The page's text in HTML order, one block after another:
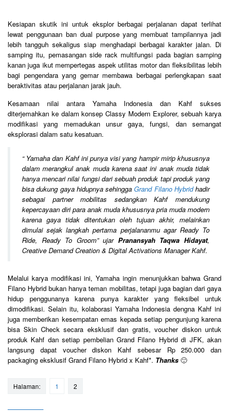
Kesiapan skutik ini untuk eksplor berbagai perjalanan dapat terlihat
lewat penggunaan ban dual purpose yang membuat tampilannya jadi
lebih tangguh sekaligus siap menghadapi berbagai karakter jalan. Di
samping itu, pemasangan side rack multifungsi pada bagian samping
kanan juga ikut mempertegas aspek utilitas motor dan fleksibilitas lebih
bagi pengendara yang gemar membawa berbagai perlengkapan saat
beraktivitas atau perjalanan jarak jauh.
Kesamaan nilai antara Yamaha Indonesia dan Kahf sukses
diterjemahkan ke dalam konsep Classy Modern Explorer, sebuah karya
modifikasi yang memadukan unsur gaya, fungsi, dan semangat
eksplorasi dalam satu kesatuan.
“ Yamaha dan Kahf ini punya visi yang hampir mirip khususnya
dalam merangkul anak muda karena saat ini anak muda tidak
hanya mencari nilai fungsi dari sebuah produk tapi produk yang
bisa dukung gaya hidupnya sehinggaGrand Filano Hybridhadir
sebagai partner mobilitas sedangkan Kahf mendukung
kepercayaan diri para anak muda khususnya pria muda modern
karena gaya tidak ditentukan oleh tujuan akhir, melainkan
dimulai sejak langkah pertama perjalananmu agar Ready To
Ride, Ready To Groom” ujar Pranansyah Taqwa Hidayat,
Creative Demand Creation & Digital Activations Manager Kahf.
Melalui karya modifikasi ini, Yamaha ingin menunjukkan bahwa Grand
Filano Hybrid bukan hanya teman mobilitas, tetapi juga bagian dari gaya
hidup penggunanya karena punya karakter yang fleksibel untuk
dimodifikasi. Selain itu, kolaborasi Yamaha Indonesia dengna Kahf ini
juga memberikan kesempatan emas kepada setiap pengunjung karena
bisa Skin Check secara eksklusif dan gratis, voucher diskon untuk
produk Kahf dan setiap pembelian Grand Filano Hybrid di JFK, akan
langsung dapat voucher diskon Kahf sebesar Rp 250.000 dan
packaging eksklusif Grand Filano Hybrid x Kahf*. Thanks 🙂
Halaman: 1 2